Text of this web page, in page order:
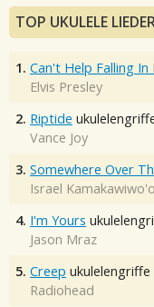
TOP UKULELE
1. Can't Help Falling In
Elvis Presley
2. Riptide
Vance Joy
3. Somewhere Over
Israel
4. I'm Yours
Jason Mraz
5. Creep ukulelengriffe
Radiohead